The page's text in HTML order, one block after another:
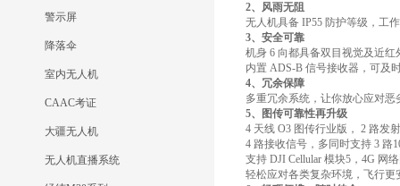
警示屏
降落伞
室内无人机
CAAC考证
大疆无人机
无人机直播系统
2、 风雨无阻
无人机具备 IP55 防护等级，工
3、安全可靠
机身 6 向都具备双目视觉及近红
内置 ADS-B 信号接收器，可及
4、 冗余保障
多重冗余系统，让你放心应对
5、图传可靠性再升级
4 天线 O3 图传行业版， 2 路发
4 路接收信号，多同时支持 3 路
支持 DJI Cellular 模块5，4G 网
轻松应对各类复杂环境，飞行更